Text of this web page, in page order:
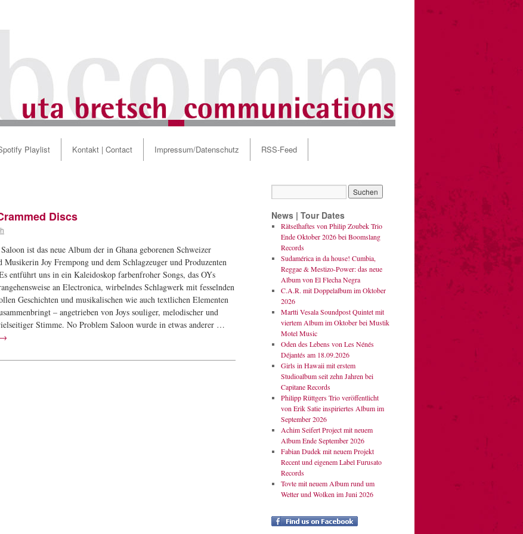
Playlist Kontakt | Contact Impressum/Datenschutz RSS-Feed
Discs
ist das neue Album der in Ghana geborenen Schweizer
Musikerin Joy Frempong und dem Schlagzeuger und Produzenten
entführt uns in ein Kaleidoskop farbenfroher Songs, das OYs
an Electronica, wirbelndes Schlagwerk mit fesselnden
Geschichten und musikalischen wie auch textlichen Elementen
– angetrieben von Joys souliger, melodischer und
Stimme. No Problem Saloon wurde in etwas anderer …
→
News | Tour Dates
Rätselhaftes von Philip Zoubek Trio
Ende Oktober 2026 bei Boomslang
Records
Sudamérica in da house! Cumbia,
Reggae & Mestizo-Power: das neue
Album von El Flecha Negra
C.A.R. mit Doppelalbum im Oktober
2026
Martti Vesala Soundpost Quintet mit
viertem Album im Oktober bei Mustik
Motel Music
Oden des Lebens von Les Nénés
Déjantés am 18.09.2026
Girls in Hawaii mit erstem
Studioalbum seit zehn Jahren bei
Capitane Records
Philipp Rüttgers Trio veröffentlicht
von Erik Satie inspiriertes Album im
September 2026
Achim Seifert Project mit neuem
Album Ende September 2026
Fabian Dudek mit neuem Projekt
Recent und eigenem Label Furusato
Records
Tovte mit neuem Album rund um
Wetter und Wolken im Juni 2026